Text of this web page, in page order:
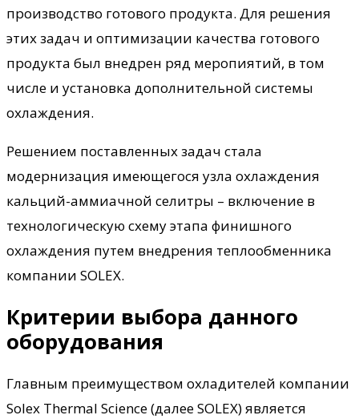
производство готового продукта. Для решения
этих задач и оптимизации качества готового
продукта был внедрен ряд меропиятий, в том
числе и установка дополнительной системы
охлаждения.
Решением поставленных задач стала
модернизация имеющегося узла охлаждения
кальций-аммиачной селитры – включение в
технологическую схему этапа финишного
охлаждения путем внедрения теплообменника
компании SOLEX.
Критерии выбора данного
оборудования
Главным преимуществом охладителей компании
Solex Thermal Science (далее SOLEX) является